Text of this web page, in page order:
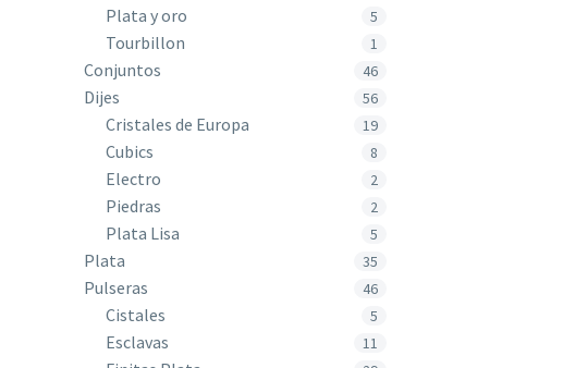
Plata y oro 5
Tourbillon 1
Conjuntos 46
Dijes 56
Cristales de Europa 19
Cubics 8
Electro 2
Piedras 2
Plata Lisa 5
Plata 35
Pulseras 46
Cistales 5
Esclavas 11